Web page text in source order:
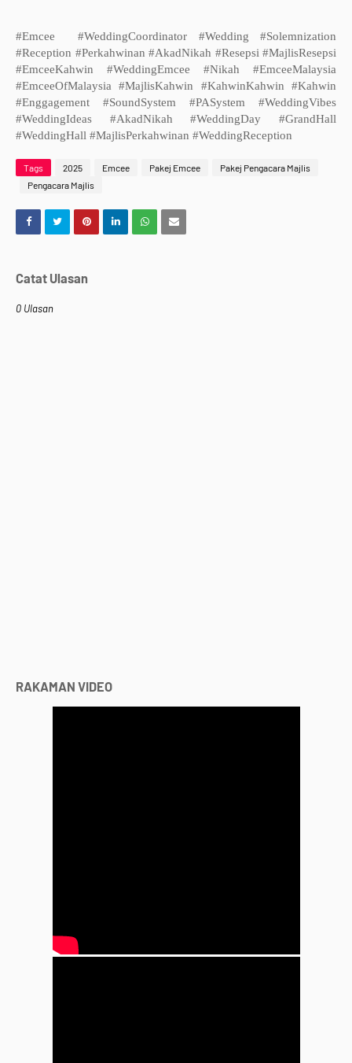
#Emcee #WeddingCoordinator #Wedding #Solemnization
#Reception #Perkahwinan #AkadNikah #Resepsi #MajlisResepsi
#EmceeKahwin #WeddingEmcee #Nikah #EmceeMalaysia
#EmceeOfMalaysia #MajlisKahwin #KahwinKahwin #Kahwin
#Enggagement #SoundSystem #PASystem #WeddingVibes
#WeddingIdeas #AkadNikah #WeddingDay #GrandHall
#WeddingHall #MajlisPerkahwinan #WeddingReception
Tags 2025 Emcee Pakej Emcee
Pakej Pengacara Majlis
Pengacara Majlis
Catat Ulasan
0 Ulasan
RAKAMAN VIDEO